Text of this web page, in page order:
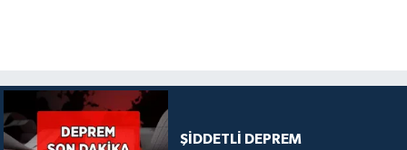
ŞİDDETLİ DEPREM